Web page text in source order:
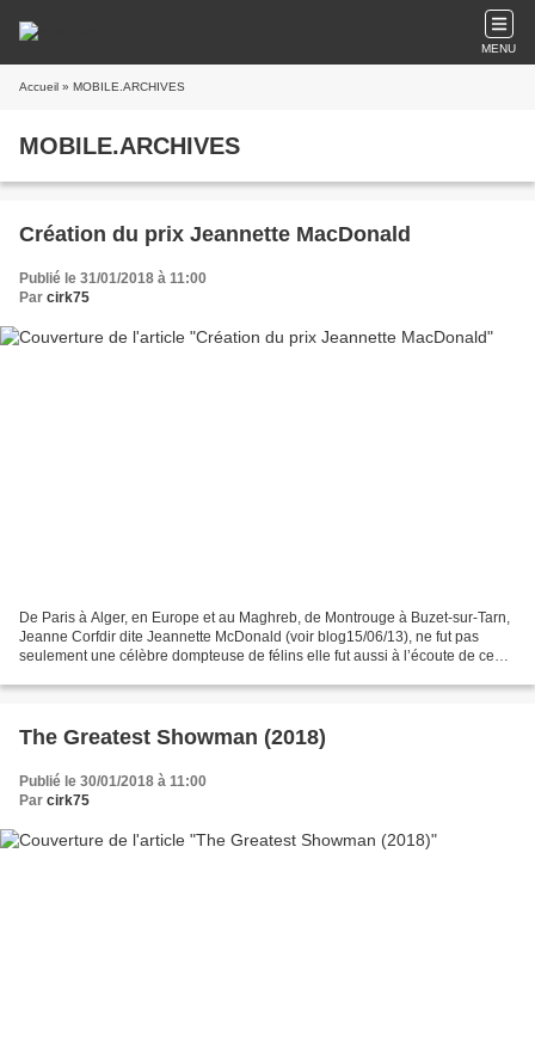
MENU
Accueil » MOBILE.ARCHIVES
MOBILE.ARCHIVES
Création du prix Jeannette MacDonald
Publié le 31/01/2018 à 11:00
Par cirk75
De Paris à Alger, en Europe et au Maghreb, de Montrouge à Buzet-sur-Tarn,
Jeanne Corfdir dite Jeannette McDonald (voir blog15/06/13), ne fut pas
seulement une célèbre dompteuse de félins elle fut aussi à l’écoute de ceux
The Greatest Showman (2018)
Publié le 30/01/2018 à 11:00
Par cirk75